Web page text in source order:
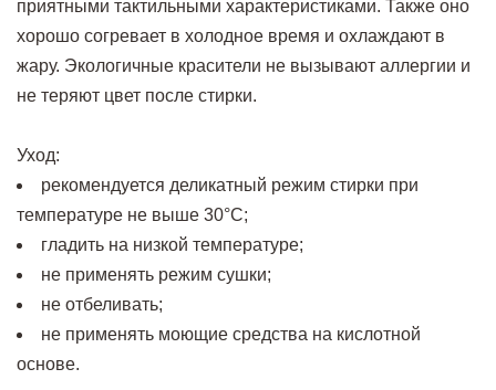
приятными тактильными характеристиками. Также оно
хорошо согревает в холодное время и охлаждают в
жару. Экологичные красители не вызывают аллергии и
не теряют цвет после стирки.
Уход:
рекомендуется деликатный режим стирки при
температуре не выше 30°С;
гладить на низкой температуре;
не применять режим сушки;
не отбеливать;
не применять моющие средства на кислотной
основе.